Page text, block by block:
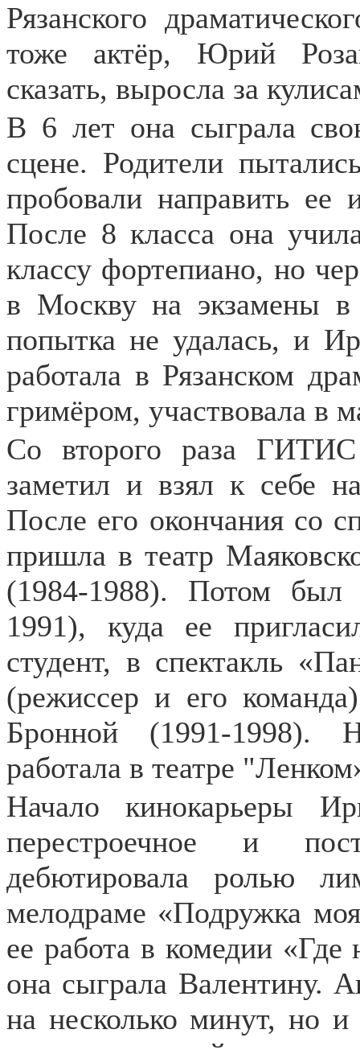
Рязанского
тоже актёр, Юрий
сказать, выросла за
В 6 лет она сыграла
сцене. Родители
пробовали направить ее
После 8 класса она
классу фортепиано, но
в Москву на экзамены в
попытка не удалась, и
работала в Рязанском
гримёром, участвовала в
Со второго раза
заметил и взял к себе
После его окончания со
пришла в театр
(1984-1988). Потом был
1991), куда ее
студент, в спектакль
(режиссер и его
Бронной (1991-1998).
работала в театре
Начало кинокарьеры
перестроечное и
дебютировала ролью
мелодраме «Подружка
ее работа в комедии «Где
она сыграла Валентину.
на несколько минут, но и